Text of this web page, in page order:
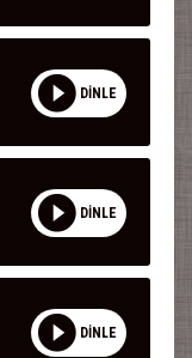
DİNLE
DİNLE
DİNLE